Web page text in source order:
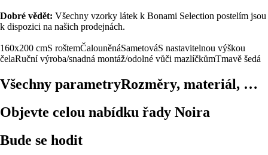
Dobré vědět: Všechny vzorky látek k Bonami Selection postelím jsou
k dispozici na našich prodejnách.
160x200 cmS roštemČalouněnáSametováS nastavitelnou výškou
čelaRuční výroba/snadná montáž/odolné vůči mazlíčkůmTmavě šedá
Všechny parametryRozměry, materiál, …
Objevte celou nabídku řady Noira
Bude se hodit